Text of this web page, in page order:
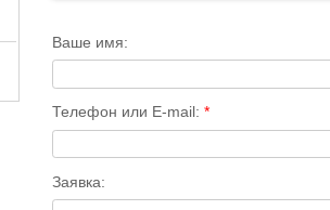
Ваше имя:
Телефон или E-mail: *
Заявка: